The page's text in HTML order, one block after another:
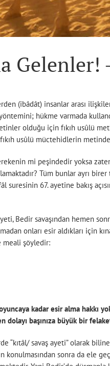
(ibâdât) insanlar arası
hükme varmada
olduğu için fıkıh usûlü
usûlü müctehidlerin
mi peşindedir yoksa
Tüm bunlar ayrı
suresinin 67. ayetine bakış
Bedir savaşından hemen
onları esir aldıkları için
meali şöyledir:
kadar esir alma
dolayı başınıza büyük bir
savaş ayeti” olarak
konulmasından sonra da ele